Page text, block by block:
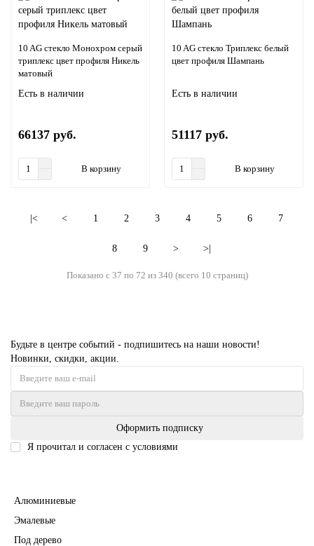
10 AG стекло Монохром серый
триплекс цвет профиля Никель
матовый
Есть в наличии
66137 руб.
В корзину
10 AG стекло Триплекс белый
цвет профиля Шампань
Есть в наличии
51117 руб.
В корзину
|< < 1 2 3 4 5 6 7
8 9 > >|
Показано с 37 по 72 из 340 (всего 10 страниц)
Будьте в центре событий - подпишитесь на наши новости!
Новинки, скидки, акции.
Оформить подписку
Я прочитал и согласен с условиями
Алюминиевые
Эмалевые
Под дерево